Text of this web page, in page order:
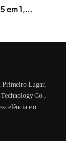
em 1,
Primeiro Lugar,
Co.,
e o